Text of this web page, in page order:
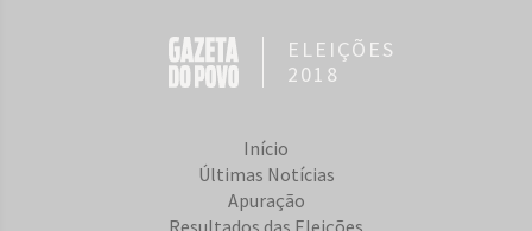
ELEIÇÕES
2018
Início
Últimas Notícias
Apuração
Resultados das Eleições